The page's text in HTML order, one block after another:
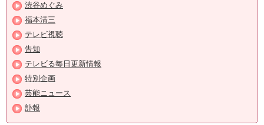
渋谷めぐみ
福本清三
テレビ視聴
告知
テレビる毎日更新情報
特別企画
芸能ニュース
訃報